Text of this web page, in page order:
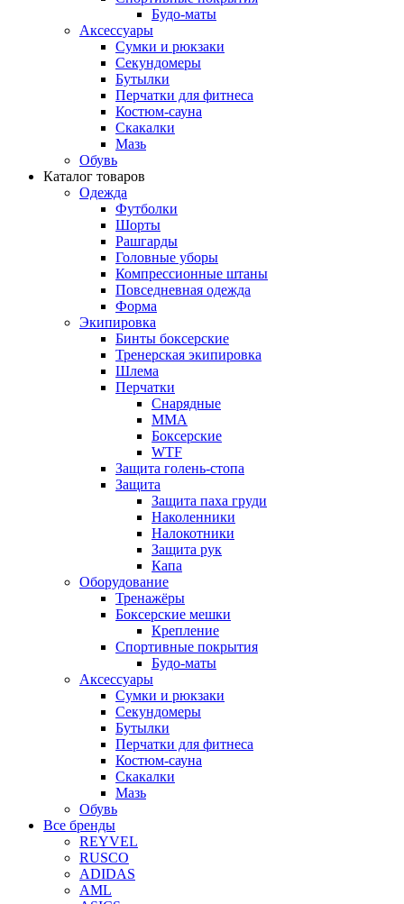
Будо-маты
Аксессуары
Сумки и рюкзаки
Секундомеры
Бутылки
Перчатки для фитнеса
Костюм-сауна
Скакалки
Мазь
Обувь
Каталог товаров
Одежда
Футболки
Шорты
Рашгарды
Головные уборы
Компрессионные штаны
Повседневная одежда
Форма
Экипировка
Бинты боксерские
Тренерская экипировка
Шлема
Перчатки
Снарядные
ММА
Боксерские
WTF
Защита голень-стопа
Защита
Защита паха груди
Наколенники
Налокотники
Защита рук
Капа
Оборудование
Тренажёры
Боксерские мешки
Крепление
Спортивные покрытия
Будо-маты
Аксессуары
Сумки и рюкзаки
Секундомеры
Бутылки
Перчатки для фитнеса
Костюм-сауна
Скакалки
Мазь
Обувь
Все бренды
REYVEL
RUSCO
ADIDAS
AML